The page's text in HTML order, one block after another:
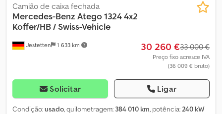
Jestetten 1 633 km
Camião de caixa fechada
Mercedes-Benz Atego 1324 4x2
Koffer/HB / Swiss-Vehicle
30 260 €33 000 €
Preço fixo acresce IVA
(36 009 € bruto)
Solicitar Ligar
Condição:usado, quilometragem: 384 010 km, potência: 240 kW